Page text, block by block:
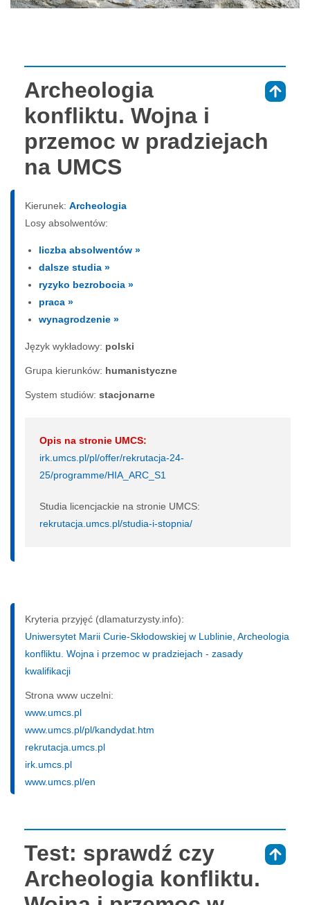
Archeologia
konfliktu. Wojna i
przemoc w pradziejach
na UMCS
Kierunek: Archeologia
Losy absolwentów:
liczba absolwentów »
dalsze studia »
ryzyko bezrobocia »
praca »
wynagrodzenie »
Język wykładowy: polski
Grupa kierunków: humanistyczne
System studiów: sta­cjo­nar­ne
Opis na stronie UMCS:
irk.umcs.pl/pl/offer/rekrutacja-24-
25/programme/HIA_ARC_S1
Studia licencjackie na stronie UMCS:
rekrutacja.umcs.pl/studia-i-stopnia/
Kryteria przyjęć (dlamaturzysty.info):
Uniwersytet Marii Curie-Skłodowskiej w Lublinie, Archeologia
konfliktu. Wojna i przemoc w pradziejach - zasady
kwalifikacji
Strona www uczelni:
www.umcs.pl
www.umcs.pl/pl/kandydat.htm
rekrutacja.umcs.pl
irk.umcs.pl
www.umcs.pl/en
Test: sprawdź czy
Archeologia konfliktu.